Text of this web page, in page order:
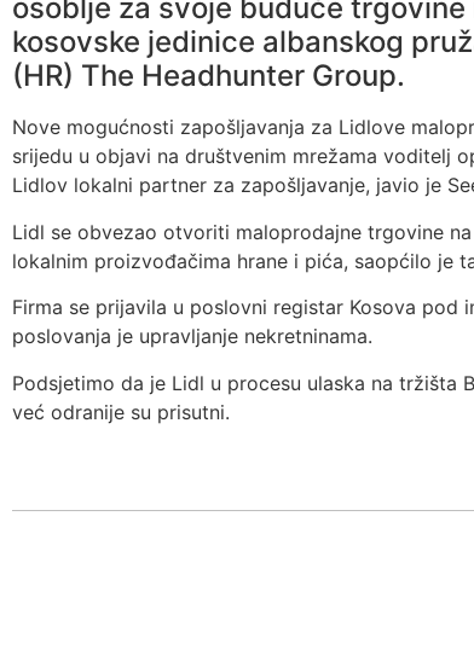
osoblje za svoje buduće
kosovske jedinice albanskog
(HR) The Headhunter Group.
Nove mogućnosti zapošljavanja za Lidlove
srijedu u objavi na društvenim mrežama voditelj
Lidlov lokalni partner za zapošljavanje, javio je
Lidl se obvezao otvoriti maloprodajne trgovine
lokalnim proizvođačima hrane i pića, saopćilo je
Firma se prijavila u poslovni registar Kosova pod
poslovanja je upravljanje nekretninama.
Podsjetimo da je Lidl u procesu ulaska na tržišta
već odranije su prisutni.